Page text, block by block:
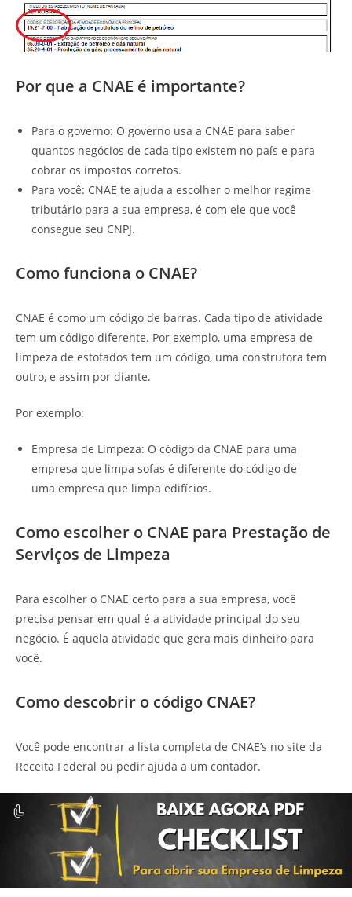
Por que a CNAE é importante?
Para o governo: O governo usa a CNAE para saber
quantos negócios de cada tipo existem no país e para
cobrar os impostos corretos.
Para você: CNAE te ajuda a escolher o melhor regime
tributário para a sua empresa, é com ele que você
consegue seu CNPJ.
Como funciona o CNAE?
CNAE é como um código de barras. Cada tipo de atividade
tem um código diferente. Por exemplo, uma empresa de
limpeza de estofados tem um código, uma construtora tem
outro, e assim por diante.
Por exemplo:
Empresa de Limpeza: O código da CNAE para uma
empresa que limpa sofas é diferente do código de
uma empresa que limpa edifícios.
Como escolher o CNAE para Prestação de
Serviços de Limpeza
Para escolher o CNAE certo para a sua empresa, você
precisa pensar em qual é a atividade principal do seu
negócio. É aquela atividade que gera mais dinheiro para
você.
Como descobrir o código CNAE?
Você pode encontrar a lista completa de CNAE’s no site da
Receita Federal ou pedir ajuda a um contador.